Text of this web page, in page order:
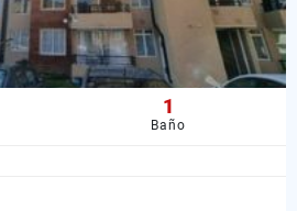
1
Baño